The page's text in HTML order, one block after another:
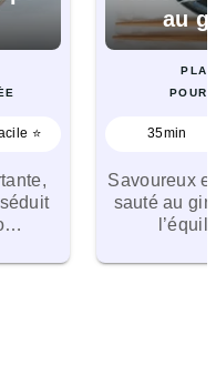
⭐
au
POUR
35min
Savoureux
sauté au